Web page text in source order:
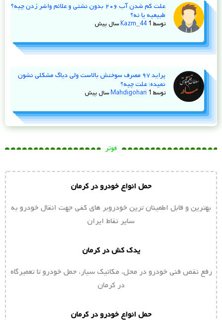
علت کم شدن آب ۲۰۶ بدون نشتی و علائم واشر زدن چیه؟
طبیعیه یا نه؟
توسط Kazm_44 1 سال پیش
پراید ۹۷ مصرف سوختش بالاست ولی دیاگ مشکلی نشون
نمیده؛ علت چیه؟
توسط Mahdigohari 1 سال پیش
فوتر
حمل انواع خودرو در کرمان
بهترین و قابل اطمینان ترین خودروبر های کفی جهت انقال خودرو به
سایر نقاط ایران
یدک کش در کرمان
رفع نقص فنی خودرو در محل، مکانیک سیار، حمل خودرو تا تعمیرگاه
در کرمان
حمل انواع خودرو در کرمان